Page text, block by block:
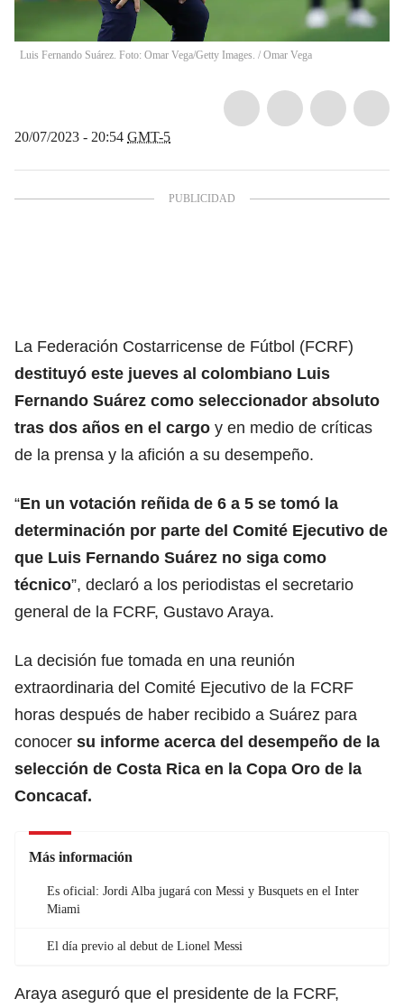
Luis Fernando Suárez. Foto: Omar Vega/Getty Images. / Omar Vega
20/07/2023 - 20:54 GMT-5
La Federación Costarricense de Fútbol (FCRF)
destituyó este jueves al colombiano Luis
Fernando Suárez como seleccionador absoluto
tras dos años en el cargo y en medio de críticas
de la prensa y la afición a su desempeño.
“En un votación reñida de 6 a 5 se tomó la
determinación por parte del Comité Ejecutivo de
que Luis Fernando Suárez no siga como
técnico”, declaró a los periodistas el secretario
general de la FCRF, Gustavo Araya.
La decisión fue tomada en una reunión
extraordinaria del Comité Ejecutivo de la FCRF
horas después de haber recibido a Suárez para
conocer su informe acerca del desempeño de la
selección de Costa Rica en la Copa Oro de la
Concacaf.
Más información
Es oficial: Jordi Alba jugará con Messi y Busquets en el Inter
Miami
El día previo al debut de Lionel Messi
Araya aseguró que el presidente de la FCRF,